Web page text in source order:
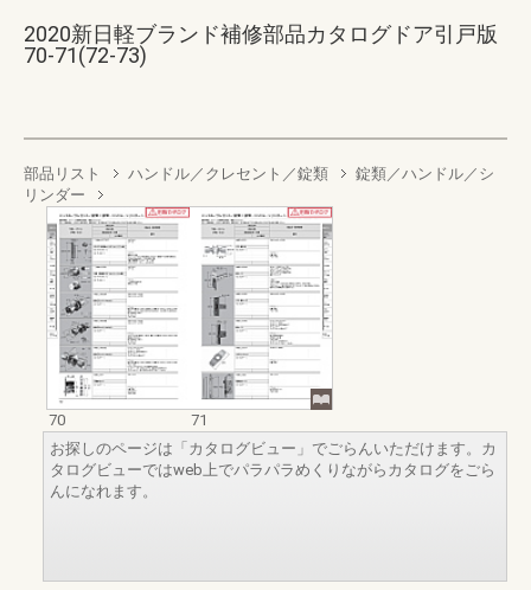
2020新日軽ブランド補修部品カタログドア引戸版
70-71(72-73)
部品リスト ハンドル／クレセント／錠類
錠類／ハンドル／シ
リンダー
70
71
お探しのページは「カタログビュー」でごらんいただけます。カ
タログビューではweb上でパラパラめくりながらカタログをごら
んになれます。